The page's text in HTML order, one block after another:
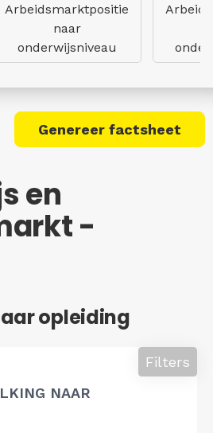
Arbeidsmarktpositie
naar
onderwijsniveau
Genereer factsheet
en
-
opleiding
NAAR
Filters